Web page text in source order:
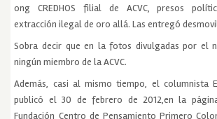
ong CREDHOS filial de ACVC, presos
extracción ilegal de oro allá. Las entregó
Sobra decir que en la fotos divulgadas por el
ningún miembro de la ACVC.
Además, casi al mismo tiempo, el columnista
publicó el 30 de febrero de 2012,en la
Fundación Centro de Pensamiento Primero